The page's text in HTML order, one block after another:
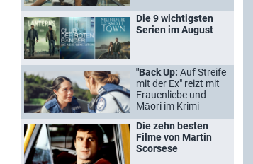
Die 9 wichtigsten
Serien im August
"Back Up: Auf Streife
mit der Ex" reizt mit
Frauenliebe und
Māori im Krimi
Die zehn besten
Filme von Martin
Scorsese